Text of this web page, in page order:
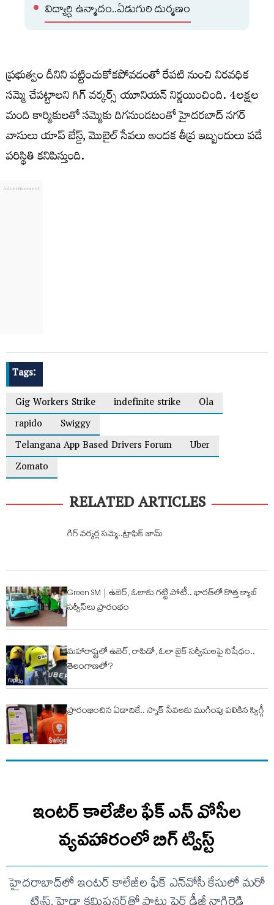
విద్యార్ధి ఉన్మాదం..ఏడుగురి దుర్మణం
ప్రభుత్వం దీనిని పట్టించుకోకపోవడంతో రేపటి నుంచి నిరవధిక
సమ్మె చేపట్టాలని గిగ్ వర్కర్స్ యూనియన్ నిర్ణయించింది. 4లక్షల
మంది కార్మికులతో సమ్మెకు దిగనుండటంతో హైదరబాద్ నగర్
వాసులు యాప్ బేస్డ్, మొబైల్ సేవలు అందక తీవ్ర ఇబ్బందులు పడే
పరిస్థితి కనిపిస్తుంది.
Tags:
Gig Workers Strike
indefinite strike
Ola
rapido
Swiggy
Telangana App Based Drivers Forum
Uber
Zomato
RELATED ARTICLES
గిగ్ వర్కర్ల సమ్మె..ట్రాఫిక్ జామ్
Green SM | ఉబెర్, ఓలాకు గట్టి పోటీ.. భారత్‌లో కొత్త క్యాబ్
సర్వీస్‌లు ప్రారంభం
మహారాష్ట్రలో ఉబెర్‌, రాపిడో, ఓలా బైక్‌ సర్వీసులపై నిషేధం..
తెలంగాణలో?
ప్రారంభించిన ఏడాదికే.. స్నాక్ సేవ‌ల‌కు ముగింపు ప‌లికిన స్విగ్గీ
ఇంటర్ కాలేజీల ఫేక్ ఎన్ వోసీల
వ్యవహారంలో బిగ్ ట్విస్ట్
హైదరాబాద్‌లో ఇంటర్ కాలేజీల ఫేక్ ఎన్‌వోసీ కేసులో మరో